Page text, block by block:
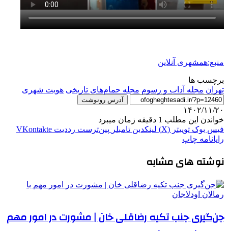
منبع:همشهری آنلاین
برچسب ها
تهران مجله آداب و رسوم مجله حمام‌های تاریخی هویت شهری
آدرس رونوشت
۱۴۰۲/۱۱/۲۰
خواندن این مطلب 1 دقیقه زمان میبرد
فیس بوک توییتر (X) لینکدین ‫تامبلر ‫پین‌ترست ‫رددیت ‫VKontakte
رایانامه چاپ
نوشته های مشابه
جن‌گیری جنب تکیه رضاقلی خان | مشورت در امور مهم